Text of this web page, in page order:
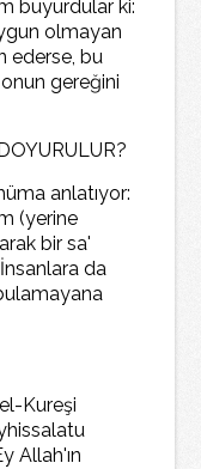
buyurdular ki:
olmayan
ederse, bu
gereğini
anlatıyor:
(yerine
bir sa'
da
Kureşi
Allah'ın